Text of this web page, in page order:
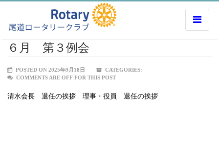
６月 第３例会
POSTED ON 2025年9月18日
CATEGORIES:
COMMENTS ARE OFF FOR THIS POST
清水会長 退任の挨拶 理事・役員 退任の挨拶